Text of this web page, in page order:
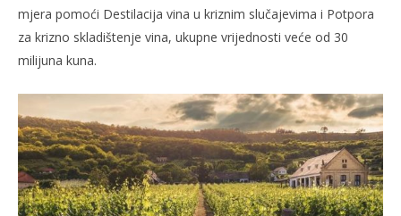
Nova sredstva za ulaganja i pomoć vinarima
06.03.2021.
slatina.net
mjera pomoći Destilacija vina u kriznim slučajevima i Potpora
za krizno skladištenje vina, ukupne vrijednosti veće od 30
milijuna kuna.